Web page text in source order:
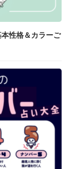
性格＆カラーご